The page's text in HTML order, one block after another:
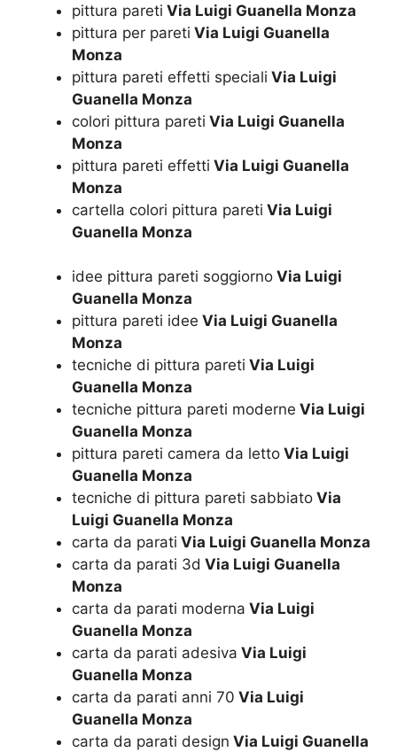
pittura pareti Via Luigi Guanella Monza
pittura per pareti Via Luigi Guanella
Monza
pittura pareti effetti speciali Via Luigi
Guanella Monza
colori pittura pareti Via Luigi Guanella
Monza
pittura pareti effetti Via Luigi Guanella
Monza
cartella colori pittura pareti Via Luigi
Guanella Monza
idee pittura pareti soggiorno Via Luigi
Guanella Monza
pittura pareti idee Via Luigi Guanella
Monza
tecniche di pittura pareti Via Luigi
Guanella Monza
tecniche pittura pareti moderne Via Luigi
Guanella Monza
pittura pareti camera da letto Via Luigi
Guanella Monza
tecniche di pittura pareti sabbiato Via
Luigi Guanella Monza
carta da parati Via Luigi Guanella Monza
carta da parati 3d Via Luigi Guanella
Monza
carta da parati moderna Via Luigi
Guanella Monza
carta da parati adesiva Via Luigi
Guanella Monza
carta da parati anni 70 Via Luigi
Guanella Monza
carta da parati design Via Luigi Guanella